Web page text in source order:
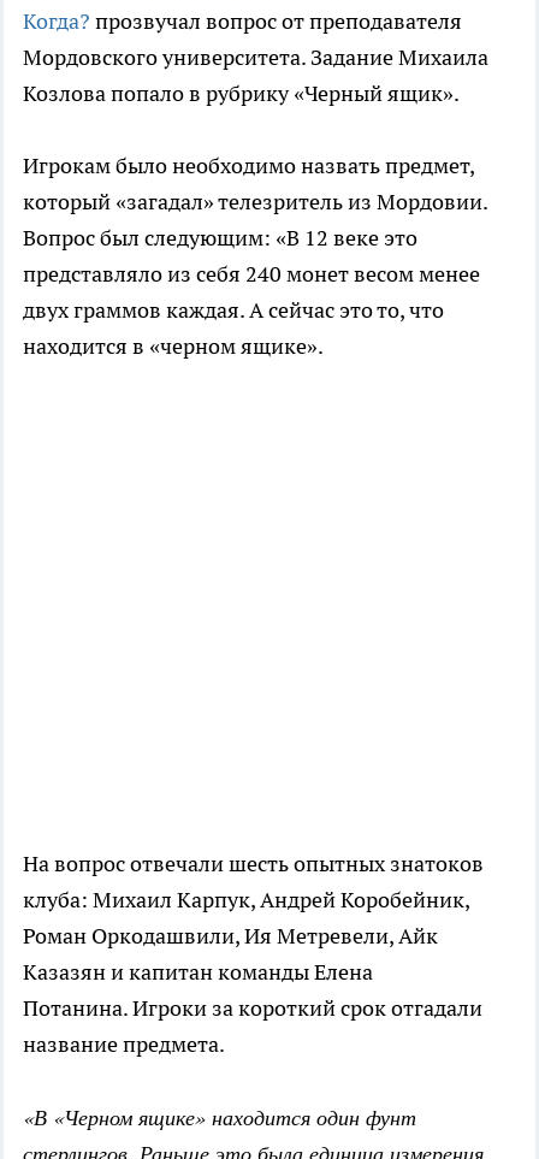
Когда? прозвучал вопрос от преподавателя
Мордовского университета. Задание Михаила
Козлова попало в рубрику «Черный ящик».
Игрокам было необходимо назвать предмет,
который «загадал» телезритель из Мордовии.
Вопрос был следующим: «В 12 веке это
представляло из себя 240 монет весом менее
двух граммов каждая. А сейчас это то, что
находится в «черном ящике».
На вопрос отвечали шесть опытных знатоков
клуба: Михаил Карпук, Андрей Коробейник,
Роман Оркодашвили, Ия Метревели, Айк
Казазян и капитан команды Елена
Потанина. Игроки за короткий срок отгадали
название предмета.
«В «Черном ящике» находится один фунт
стерлингов. Раньше это была единица измерения